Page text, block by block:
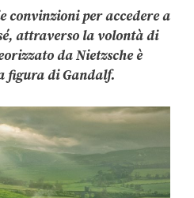
convinzioni per accedere a
attraverso la volontà di
da Nietzsche è
figura di Gandalf.